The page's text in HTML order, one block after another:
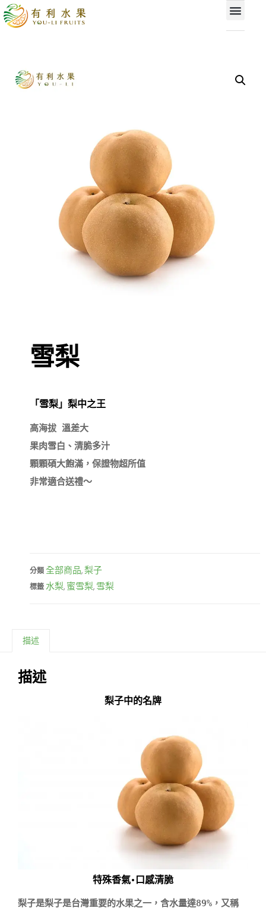
雪梨
「雪梨」梨中之王
高海拔 溫差大
果肉雪白、清脆多汁
顆顆碩大飽滿，保證物超所值
非常適合送禮～
分類全部商品,梨子
標籤水梨, 蜜雪梨, 雪梨
描述
描述
梨子中的名牌
特殊香氣•口感清脆
梨子是梨子是台灣重要的水果之一，含水量達89%，又稱